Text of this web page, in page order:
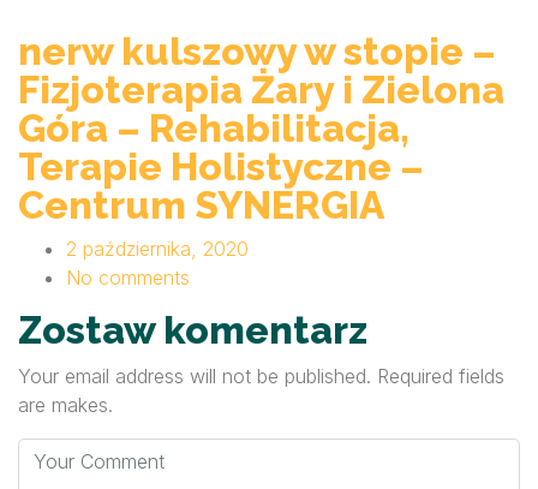
nerw kulszowy w stopie –
Fizjoterapia Żary i Zielona
Góra – Rehabilitacja,
Terapie Holistyczne –
Centrum SYNERGIA
2 października, 2020
No comments
Zostaw komentarz
Your email address will not be published. Required fields
are makes.